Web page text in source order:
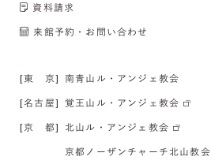
資料請求
来館予約・お問い合わせ
[東 京] 南青山ル・アンジェ教会
[名古屋] 覚王山ル・アンジェ教会
[京 都] 北山ル・アンジェ教会
京都ノーザンチャーチ北山教会